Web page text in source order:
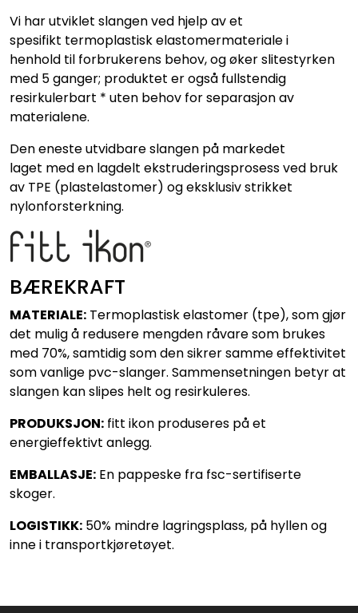
Vi har utviklet slangen ved hjelp av et
spesifikt termoplastisk elastomermateriale i
henhold til forbrukerens behov, og øker slitestyrken
med 5 ganger; produktet er også fullstendig
resirkulerbart * uten behov for separasjon av
materialene.
Den eneste utvidbare slangen på markedet
laget med en lagdelt ekstruderingsprosess ved bruk
av TPE (plastelastomer) og eksklusiv strikket
nylonforsterkning.
BÆREKRAFT
MATERIALE: Termoplastisk elastomer (tpe), som gjør
det mulig å redusere mengden råvare som brukes
med 70%, samtidig som den sikrer samme effektivitet
som vanlige pvc-slanger. Sammensetningen betyr at
slangen kan slipes helt og resirkuleres.
PRODUKSJON: fitt ikon produseres på et
energieffektivt anlegg.
EMBALLASJE: En pappeske fra fsc-sertifiserte
skoger.
LOGISTIKK: 50% mindre lagringsplass, på hyllen og
inne i transportkjøretøyet.